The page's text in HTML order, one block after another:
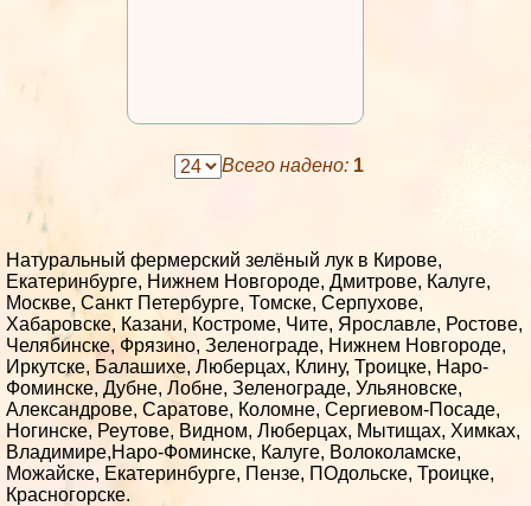
Всего надено: 1
Натуральный фермерский зелёный лук в Кирове,
Екатеринбурге, Нижнем Новгороде, Дмитрове, Калуге,
Москве, Санкт Петербурге, Томске, Серпухове,
Хабаровске, Казани, Костроме, Чите, Ярославле, Ростове,
Челябинске, Фрязино, Зеленограде, Нижнем Новгороде,
Иркутске, Балашихе, Люберцах, Клину, Троицке, Наро-
Фоминске, Дубне, Лобне, Зеленограде, Ульяновске,
Александрове, Саратове, Коломне, Сергиевом-Посаде,
Ногинске, Реутове, Видном, Люберцах, Мытищах, Химках,
Владимире,Наро-Фоминске, Калуге, Волоколамске,
Можайске, Екатеринбурге, Пензе, ПОдольске, Троицке,
Красногорске.